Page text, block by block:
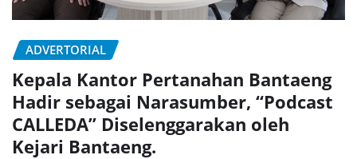
ADVERTORIAL
Kepala Kantor Pertanahan Bantaeng
Hadir sebagai Narasumber, “Podcast
CALLEDA” Diselenggarakan oleh
Kejari Bantaeng.